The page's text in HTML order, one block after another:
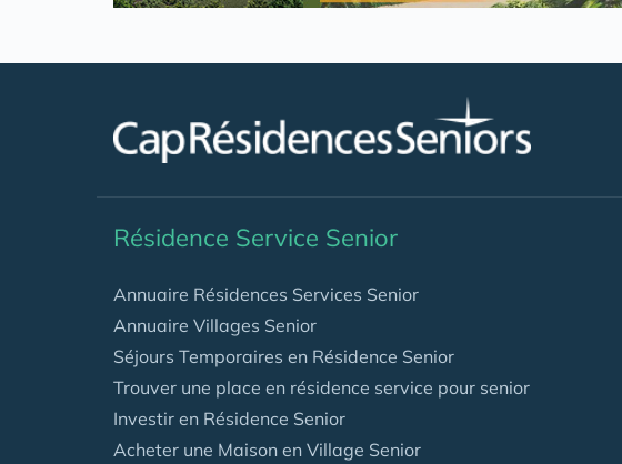
Résidence Service Senior
Annuaire Résidences Services Senior
Annuaire Villages Senior
Séjours Temporaires en Résidence Senior
Trouver une place en résidence service pour senior
Investir en Résidence Senior
Acheter une Maison en Village Senior